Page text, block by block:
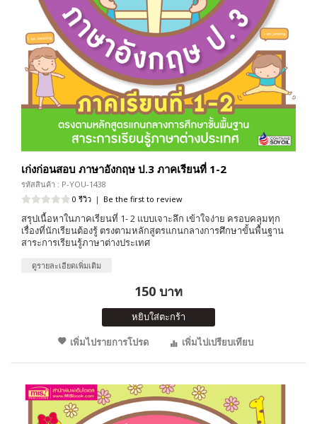
เก่งก่อนสอบ ภาษาอังกฤษ ป.3 ภาคเรียนที่ 1-2
รหัสสินค้า : P-YOU-1438
0 รีวิว | Be the first to review
สรุปเนื้อหาในภาคเรียนที่ 1- 2 แบบเจาะลึก เข้าใจง่าย ครอบคลุมทุก
เรื่องที่นักเรียนต้องรู้ ตรงตามหลักสูตรแกนกลางการศึกษาขั้นพื้นฐาน
สาระการเรียนรู้ภาษาต่างประเทศ
ดูรายละเอียดเพิ่มเติม
150 บาท
หยิบใส่ตะกร้า
เพิ่มไปรายการโปรด
เพิ่มไปเปรียบเทียบ